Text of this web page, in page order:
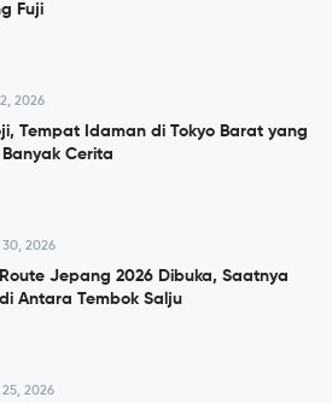
Fuji
2026
Tempat Idaman di Tokyo Barat yang
Banyak Cerita
2026
Jepang 2026 Dibuka, Saatnya
Antara Tembok Salju
2026